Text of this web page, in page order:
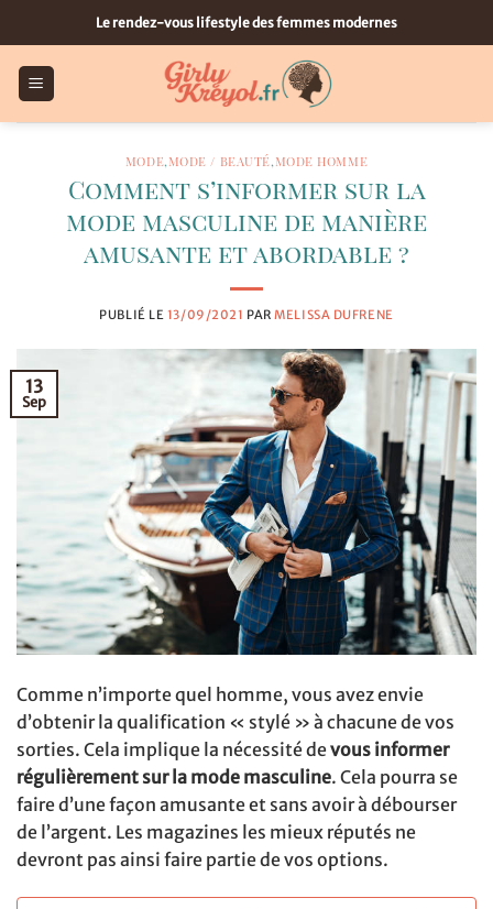
au
contenu
Le rendez-vous lifestyle des femmes modernes
MODE,MODE / BEAUTÉ,MODE HOMME
Comment s’informer sur la
mode masculine de manière
amusante et abordable ?
PUBLIÉ LE 13/09/2021 PARMELISSA DUFRENE
13
Sep
Comme n’importe quel homme, vous avez envie
d’obtenir la qualification « stylé » à chacune de vos
sorties. Cela implique la nécessité devous informer
régulièrement sur la mode masculine. Cela pourra se
faire d’une façon amusante et sans avoir à débourser
de l’argent. Les magazines les mieux réputés ne
devront pas ainsi faire partie de vos options.